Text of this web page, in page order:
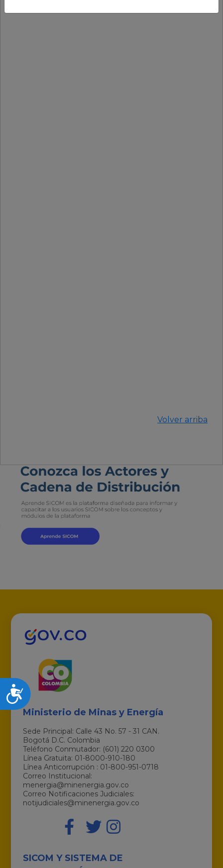
Accesibilidad
Volver arriba
Ministerio de Minas y Energía
Sede Principal: Calle 43 No. 57 - 31 CAN.
Bogotá D.C. Colombia
Teléfono Conmutador: (601) 220 0300
Línea Gratuita: 01-8000-910-180
Línea Anticorrupción : 01-800-951-0718
Correo Institucional:
menergia@minenergia.gov.co
Correo Notificaciones Judiciales:
notijudiciales@minenergia.gov.co
SICOM Y SISTEMA DE